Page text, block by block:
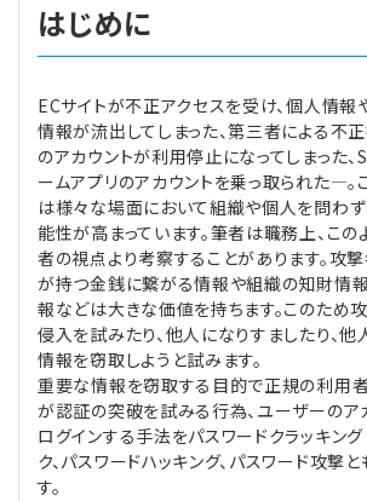
はじめに
ECサイトが不正アクセスを受け、個人情報
情報が流出してしまった、第三者による不
のアカウントが利用停止になってしまった、
ームアプリのアカウントを乗っ取られた―。
は様々な場面において組織や個人を問わ
能性が高まっています。筆者は職務上、こ
者の視点より考察することがあります。攻
が持つ金銭に繋がる情報や組織の知財情
報などは大きな価値を持ちます。このため
侵入を試みたり、他人になりすましたり、
情報を窃取しようと試みます。
重要な情報を窃取する目的で正規の利用
が認証の突破を試みる行為、ユーザーのア
ログインする手法をパスワードクラッキング
ク、パスワードハッキング、パスワード攻撃
す。